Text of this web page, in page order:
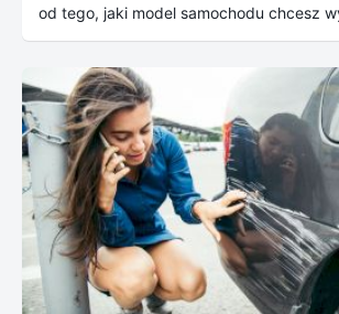
od tego, jaki model samochodu chcesz